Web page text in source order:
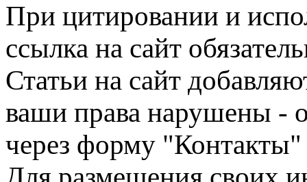
При цитировании и
ссылка на сайт
Статьи на сайт
ваши права нарушены -
через форму "Контакты"